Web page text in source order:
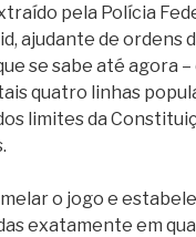
pela Polícia
ajudante de ordens
se sabe até agora
quatro linhas
limites da
o jogo e
exatamente em